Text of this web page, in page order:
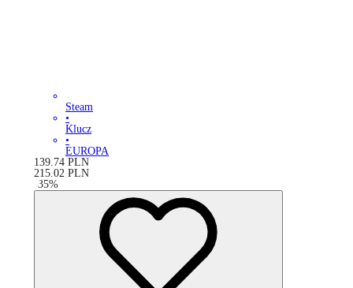
Steam
•
Klucz
•
EUROPA
139.74 PLN
215.02 PLN
-35%